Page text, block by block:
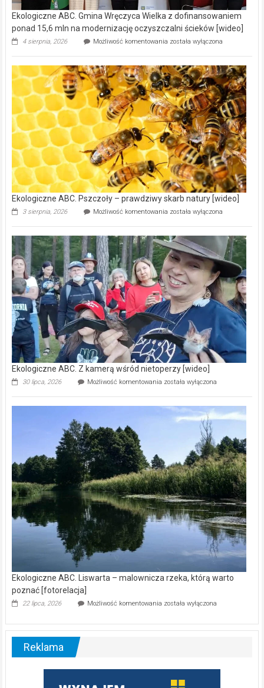
Ekologiczne ABC. Gmina Wręczyca Wielka z dofinansowaniem
ponad 15,6 mln na modernizację oczyszczalni ścieków [wideo]
4 sierpnia, 2026 Możliwość komentowania Ekologiczne
Wręczyca
Wielka
z
dofinansowaniem
ponad
15,6
mln
na
modernizację
oczyszczalni
ścieków
[wideo]
została wyłączona
Ekologiczne ABC. Pszczoły – prawdziwy skarb natury [wideo]
3 sierpnia, 2026 Możliwość komentowania Ekologiczne
–
prawdziwy
skarb
natury
[wideo]
została wyłączona
Ekologiczne ABC. Z kamerą wśród nietoperzy [wideo]
30 lipca, 2026 Możliwość komentowania Ekologiczne
kamerą
wśród
została wyłączona
Ekologiczne ABC. Liswarta – malownicza rzeka, którą warto
poznać [fotorelacja]
22 lipca, 2026 Możliwość komentowania Ekologiczne
–
warto
poznać
została wyłączona
Reklama